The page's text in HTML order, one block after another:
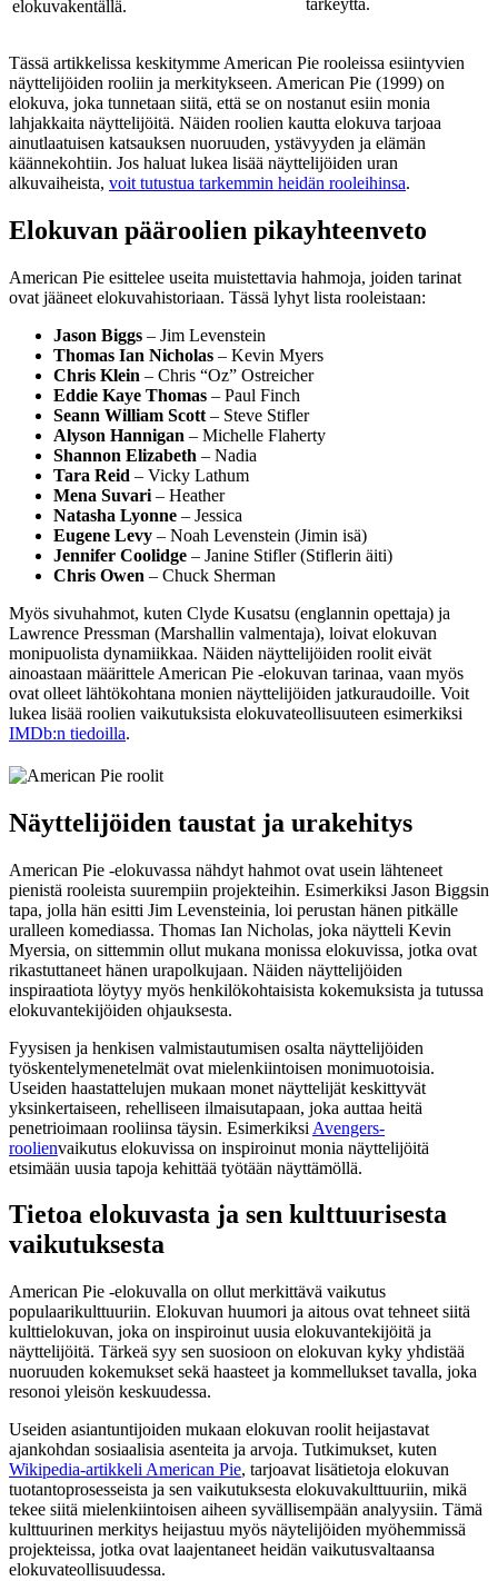
elokuvakentällä.
Tässä artikkelissa keskitymme American Pie rooleissa esiintyvien
näyttelijöiden rooliin ja merkitykseen. American Pie (1999) on
elokuva, joka tunnetaan siitä, että se on nostanut esiin monia
lahjakkaita näyttelijöitä. Näiden roolien kautta elokuva tarjoaa
ainutlaatuisen katsauksen nuoruuden, ystävyyden ja elämän
käännekohtiin. Jos haluat lukea lisää näyttelijöiden uran
alkuvaiheista, voit tutustua tarkemmin heidän rooleihinsa.
Elokuvan pääroolien pikayhteenveto
American Pie esittelee useita muistettavia hahmoja, joiden tarinat
ovat jääneet elokuvahistoriaan. Tässä lyhyt lista rooleistaan:
Jason Biggs – Jim Levenstein
Thomas Ian Nicholas – Kevin Myers
Chris Klein – Chris “Oz” Ostreicher
Eddie Kaye Thomas – Paul Finch
Seann William Scott – Steve Stifler
Alyson Hannigan – Michelle Flaherty
Shannon Elizabeth – Nadia
Tara Reid – Vicky Lathum
Mena Suvari – Heather
Natasha Lyonne – Jessica
Eugene Levy – Noah Levenstein (Jimin isä)
Jennifer Coolidge – Janine Stifler (Stiflerin äiti)
Chris Owen – Chuck Sherman
Myös sivuhahmot, kuten Clyde Kusatsu (englannin opettaja) ja
Lawrence Pressman (Marshallin valmentaja), loivat elokuvan
monipuolista dynamiikkaa. Näiden näyttelijöiden roolit eivät
ainoastaan määrittele American Pie -elokuvan tarinaa, vaan myös
ovat olleet lähtökohtana monien näyttelijöiden jatkuraudoille. Voit
lukea lisää roolien vaikutuksista elokuvateollisuuteen esimerkiksi
IMDb:n tiedoilla.
Näyttelijöiden taustat ja urakehitys
American Pie -elokuvassa nähdyt hahmot ovat usein lähteneet
pienistä rooleista suurempiin projekteihin. Esimerkiksi Jason Biggsin
tapa, jolla hän esitti Jim Levensteinia, loi perustan hänen pitkälle
uralleen komediassa. Thomas Ian Nicholas, joka näytteli Kevin
Myersia, on sittemmin ollut mukana monissa elokuvissa, jotka ovat
rikastuttaneet hänen urapolkujaan. Näiden näyttelijöiden
inspiraatiota löytyy myös henkilökohtaisista kokemuksista ja tutussa
elokuvantekijöiden ohjauksesta.
Fyysisen ja henkisen valmistautumisen osalta näyttelijöiden
työskentelymenetelmät ovat mielenkiintoisen monimuotoisia.
Useiden haastattelujen mukaan monet näyttelijät keskittyvät
yksinkertaiseen, rehelliseen ilmaisutapaan, joka auttaa heitä
penetrioimaan rooliinsa täysin. Esimerkiksi Avengers-
roolienvaikutus elokuvissa on inspiroinut monia näyttelijöitä
etsimään uusia tapoja kehittää työtään näyttämöllä.
Tietoa elokuvasta ja sen kulttuurisesta
vaikutuksesta
American Pie -elokuvalla on ollut merkittävä vaikutus
populaarikulttuuriin. Elokuvan huumori ja aitous ovat tehneet siitä
kulttielokuvan, joka on inspiroinut uusia elokuvantekijöitä ja
näyttelijöitä. Tärkeä syy sen suosioon on elokuvan kyky yhdistää
nuoruuden kokemukset sekä haasteet ja kommellukset tavalla, joka
resonoi yleisön keskuudessa.
Useiden asiantuntijoiden mukaan elokuvan roolit heijastavat
ajankohdan sosiaalisia asenteita ja arvoja. Tutkimukset, kuten
Wikipedia-artikkeli American Pie, tarjoavat lisätietoja elokuvan
tuotantoprosesseista ja sen vaikutuksesta elokuvakulttuuriin, mikä
tekee siitä mielenkiintoisen aiheen syvällisempään analyysiin. Tämä
kulttuurinen merkitys heijastuu myös näytelijöiden myöhemmissä
projekteissa, jotka ovat laajentaneet heidän vaikutusvaltaansa
elokuvateollisuudessa.